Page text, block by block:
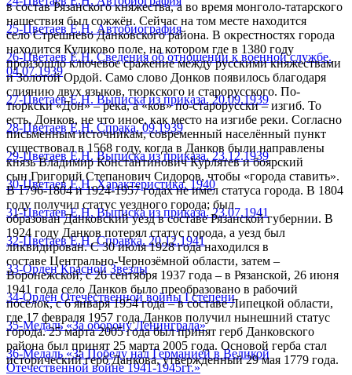
25-Цветаев Е.Н. Автобиография
26-Цветаев Е.Н. Сведения об отношении к военной службе.
04.07.1939
27-Цветаев Е.Н. Выписка из приказа. 20.09.1939
28-Цветаев Е.Н. Спрака. 09.1939
29-Цветаев Е.Н. Выписка из приказа. 23.12.1939
30-Цветаев Е.Н. Характеристика. 1940
31-Цветаев Е.Н. Выписка из приказа. 23.07.1941
32-Цветаев Е.Н. Справка. 20.12.1941
33-Орден Красной Звезды
34-Орден Отечественной войны I степени
35-Медаль «За оборону Ленинграда»
36-Медаль «За Победу над Германией в Великой
Отечественной войне 1941-1945гг.»
в состав Рязанского княжества, а во время монголо-татарского
нашествия был сожжён. Сейчас на том месте находится
село Стрешнево Данковского района. В окрестностях города
находится Куликово поле, на котором где в 1380 году
произошло ключевое сражение между русскими княжествами
и Золотой Ордой. Само слово Донков появилось благодаря
слиянию двух языков, тюркского и старорусского. По-
тюркски «Дон» – река, а «ков» по-старорусски – изгиб. То
есть, Донков, не что иное, как место на изгибе реки. Согласно
письменным источникам, современный населённый пункт
существовал в 1568 году, когда в Данков были направлены
князь Владимир Константинович Курлятев и боярский
сын Григорий Степанович Сидоров, чтобы «города ставить».
В 1796-1804 и 1924-1957 годах не имел статуса города. В 1804
году получил статус уездного города; был
образован Данковский уезд в составе Рязанской губернии. В
1924 году Данков потерял статус города, а уезд был
ликвидирован. С 30 июля 1928 года находился в
составе Центрально-Чернозёмной области, затем –
Воронежской; с 26 сентября 1937 года – в Рязанской, 26 июня
1941 года село Данков было преобразовано в рабочий
посёлок, с 6 января 1954 года – в составе Липецкой области,
где 17 февраля 1957 года Данков получил нынешний статус
города. 25 марта 2005 года был принят герб Данковского
района был принят 25 марта 2005 года. Основой герба стал
исторический герб Данкова, утвержденный 29 мая 1779 года.